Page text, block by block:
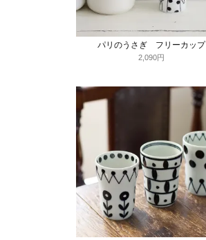
パリのうさぎ フリーカップ
2,090円